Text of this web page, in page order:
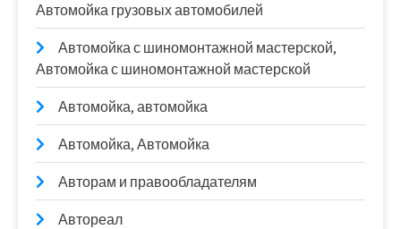
Автомойка грузовых автомобилей
Автомойка с шиномонтажной мастерской,
Автомойка с шиномонтажной мастерской
Автомойка, автомойка
Автомойка, Автомойка
Авторам и правообладателям
Автореал